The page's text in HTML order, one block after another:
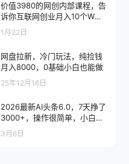
价值3980的网创内部课程，告
诉你互联网创业月入10个W的
秘密
1月22日
网盘拉新，冷门玩法，纯捡钱
月入8000，0基础小白也能做
25年12月16日
2026最新AI头条6.0，7天挣了
3000+，操作很简单，小白可
以照做（附详细教程）
3月6日